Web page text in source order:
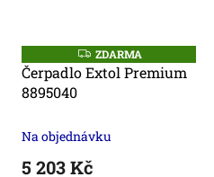
Z
D
A
ZDARMA
Čerpadlo Extol Premium
8895040
Na objednávku
5 203 Kč